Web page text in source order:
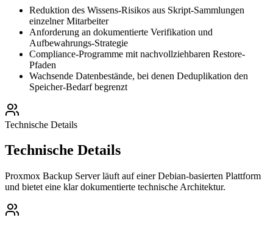
Reduktion des Wissens-Risikos aus Skript-Sammlungen
einzelner Mitarbeiter
Anforderung an dokumentierte Verifikation und
Aufbewahrungs-Strategie
Compliance-Programme mit nachvollziehbaren Restore-
Pfaden
Wachsende Datenbestände, bei denen Deduplikation den
Speicher-Bedarf begrenzt
Technische Details
Technische Details
Proxmox Backup Server läuft auf einer Debian-basierten Plattform
und bietet eine klar dokumentierte technische Architektur.